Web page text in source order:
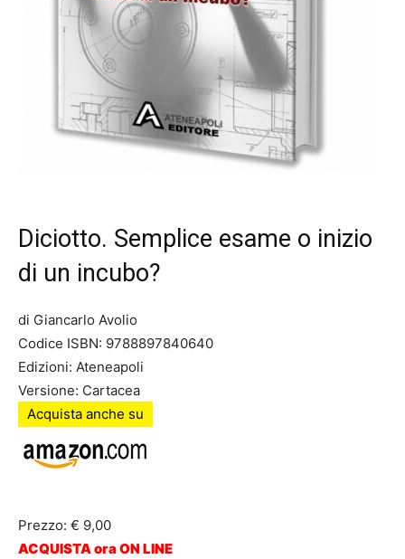
Diciotto. Semplice esame o inizio
di un incubo?
di Giancarlo Avolio
Codice ISBN: 9788897840640
Edizioni: Ateneapoli
Versione: Cartacea
Acquista anche su
Prezzo: € 9,00
ACQUISTA ora ON LINE